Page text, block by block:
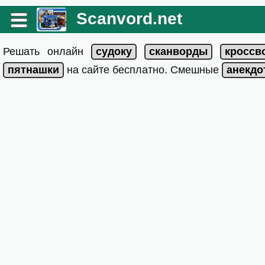
Scanvord.net
Решать онлайн
на сайте бесплатно. Смешные